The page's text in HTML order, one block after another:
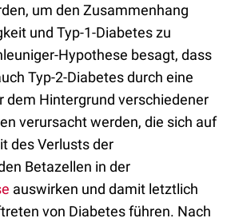
um den Zusammenhang
und Typ-1-Diabetes zu
Hypothese besagt, dass
Typ-2-Diabetes durch eine
dem Hintergrund verschiedener
verursacht werden, die sich auf
des Verlusts der
Betazellen in der
auswirken und damit letztlich
von Diabetes führen. Nach